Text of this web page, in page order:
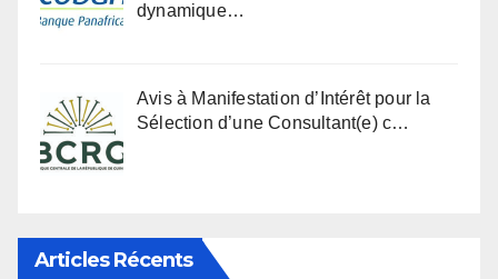
dynamique…
Avis à Manifestation d’Intérêt pour la
Sélection d’une Consultant(e) c…
Articles Récents